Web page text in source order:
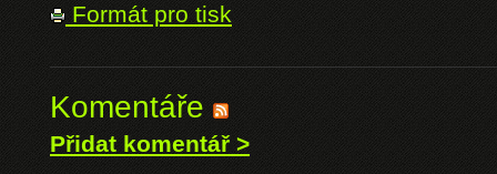
Formát pro tisk
Komentáře
Přidat komentář >